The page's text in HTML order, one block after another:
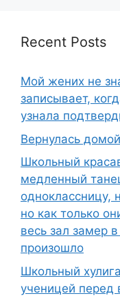
Recent Posts
Мой жених не
записывает,
узнала
Вернулась
Школьный
медленный
одноклассницу,
но как только
весь зал замер
произошло
Школьный
ученицей перед